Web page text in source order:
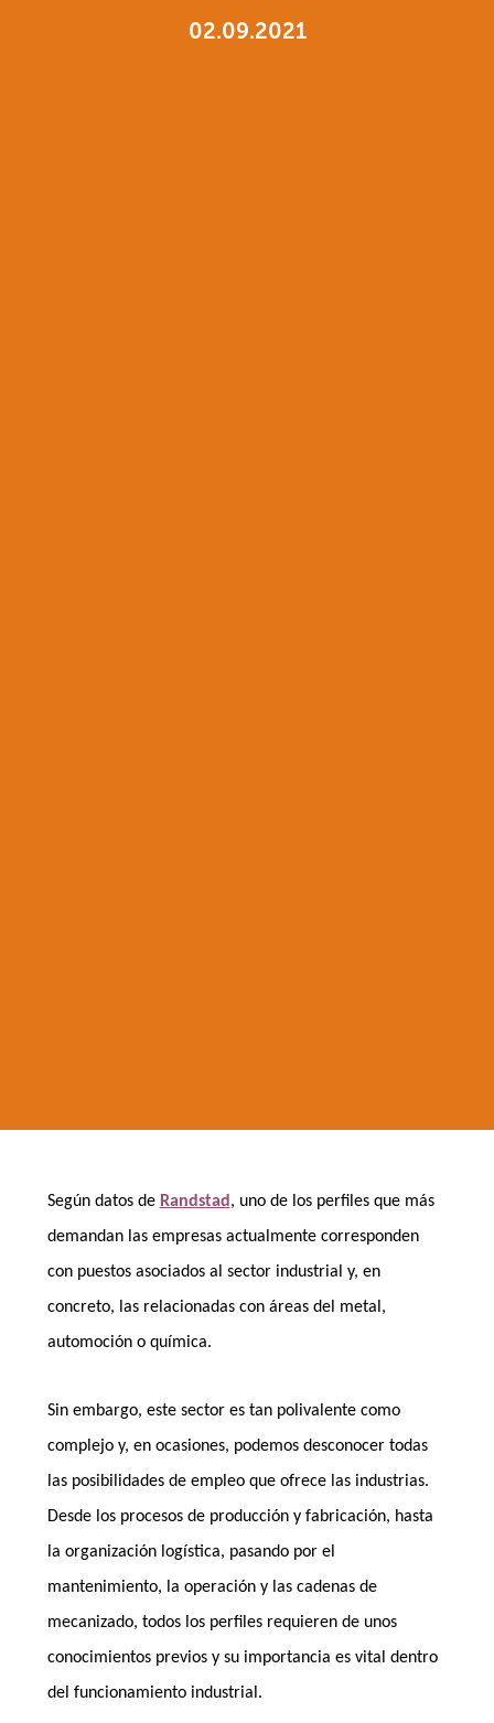
02.09.2021
Según datos de Randstad , uno de los perfiles que más
demandan las empresas actualmente corresponden
con puestos asociados al sector industrial y, en
concreto, las relacionadas con áreas del metal,
automoción o química.
Sin embargo, este sector es tan polivalente como
complejo y, en ocasiones, podemos desconocer todas
las posibilidades de empleo que ofrece las industrias.
Desde los procesos de producción y fabricación, hasta
la organización logística, pasando por el
mantenimiento, la operación y las cadenas de
mecanizado, todos los perfiles requieren de unos
conocimientos previos y su importancia es vital dentro
del funcionamiento industrial.